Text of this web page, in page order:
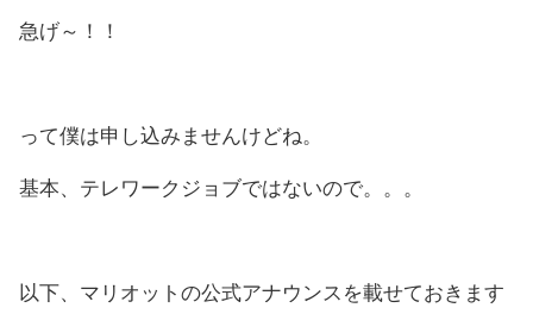
急げ～！！
って僕は申し込みませんけどね。
基本、テレワークジョブではないので。。。
以下、マリオットの公式アナウンスを載せておきます